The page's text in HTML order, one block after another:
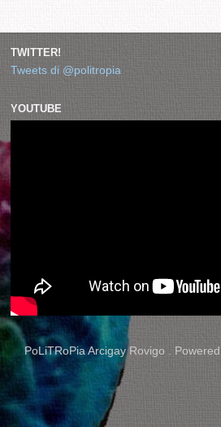
TWITTER!
Tweets di @politropia
YOUTUBE
PoLiTRoPia Arcigay Rovigo .